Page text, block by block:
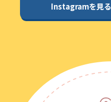
Instagramを見る